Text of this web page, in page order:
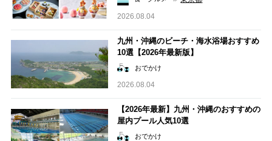
2026.08.04
九州・沖縄のビーチ・海水浴場おすすめ
10選【2026年最新版】
おでかけ
2026.08.04
【2026年最新】九州・沖縄のおすすめの
屋内プール人気10選
おでかけ